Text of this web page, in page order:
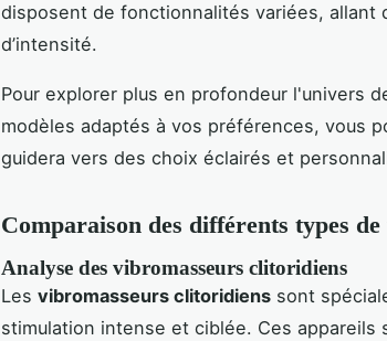
disposent de fonctionnalités variées, allant
d’intensité.
Pour explorer plus en profondeur l'univers
modèles adaptés à vos préférences, vous
guidera vers des choix éclairés et
Comparaison des différents types
Analyse des vibromasseurs clitoridiens
Les vibromasseurs clitoridiens sont
stimulation intense et ciblée. Ces